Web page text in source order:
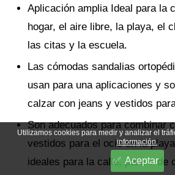
Aplicación amplia Ideal para la
hogar, el aire libre, la playa, el
las citas y la escuela.
Las cómodas sandalias
usan para una aplicaciones y
calzar con jeans y vestidos
Son adecuados para combinar
vestidos para el ocio en la
ideales para la calle, para ir de
Utilizamos cookies para medir y analizar el
información.
Aceptar